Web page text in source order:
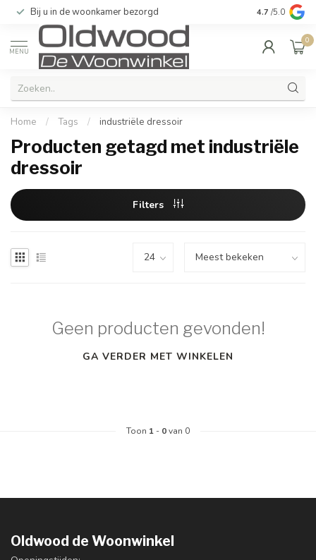
Bij u in de woonkamer bezorgd Kwaliteit &
4.7 /5.0
MENU
0
Home / Tags / industriële dressoir
Producten getagd met industriële
dressoir
Filters
Geen producten gevonden!
GA VERDER MET WINKELEN
Toon 1 - 0van 0
Oldwood de Woonwinkel